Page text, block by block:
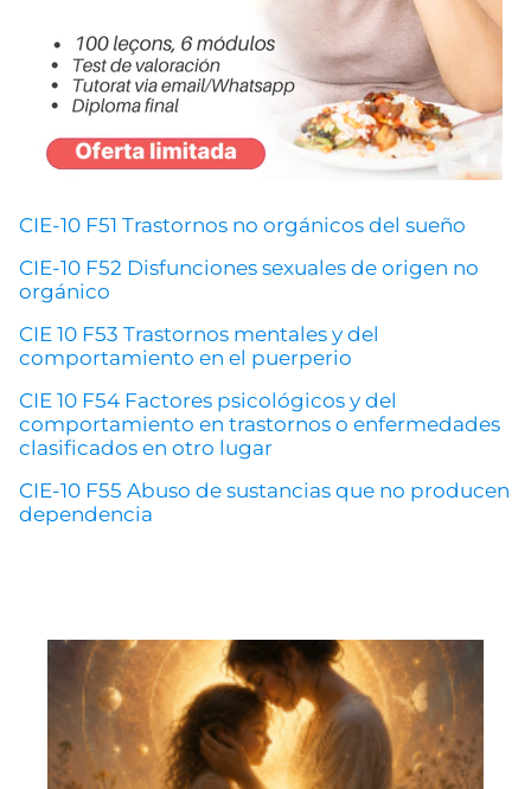
CIE-10 F51 Trastornos no orgánicos del sueño
CIE-10 F52 Disfunciones sexuales de origen no
orgánico
CIE 10 F53 Trastornos mentales y del
comportamiento en el puerperio
CIE 10 F54 Factores psicológicos y del
comportamiento en trastornos o enfermedades
clasificados en otro lugar
CIE-10 F55 Abuso de sustancias que no producen
dependencia